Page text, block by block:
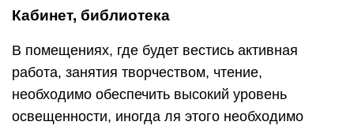
Кабинет, библиотека
В помещениях, где будет вестись активная
работа, занятия творчеством, чтение,
необходимо обеспечить высокий уровень
освещенности, иногда ля этого необходимо